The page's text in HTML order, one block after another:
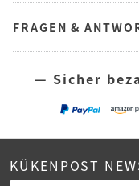
FRAGEN &
— Sicher
KÜKENPOST